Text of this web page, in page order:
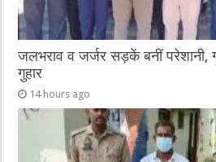
जलभराव व जर्जर सड़कें बनीं परेशानी,
गुहार
14 hours ago